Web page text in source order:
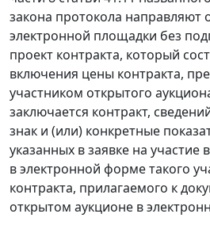
закона протокола направляют
электронной площадки без
проект контракта, который
включения цены контракта,
участником открытого
заключается контракт,
знак и (или) конкретные
указанных в заявке на участие
в электронной форме такого
контракта, прилагаемого к
открытом аукционе в